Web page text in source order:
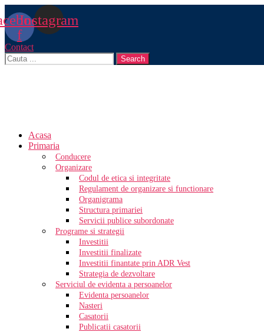
f
Instagram
Contact
Search
Acasa
Primaria
Conducere
Organizare
Codul de etica si integritate
Regulament de organizare si functionare
Organigrama
Structura primariei
Servicii publice subordonate
Programe si strategii
Investitii
Investitii finalizate
Investitii finantate prin ADR Vest
Strategia de dezvoltare
Serviciul de evidenta a persoanelor
Evidenta persoanelor
Nasteri
Casatorii
Publicatii casatorii